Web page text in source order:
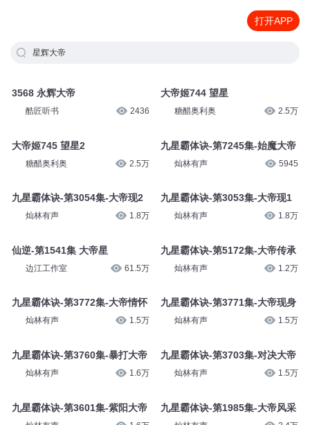
打开APP
星辉大帝
3568 永辉大帝
酷匠听书 2436
大帝姬745 望星2
糖醋奥利奥 2.5万
九星霸体诀-第3054集-大帝现2
灿林有声 1.8万
仙逆-第1541集 大帝星
边江工作室 61.5万
九星霸体诀-第3772集-大帝情怀
灿林有声 1.5万
九星霸体诀-第3760集-暴打大帝
灿林有声 1.6万
九星霸体诀-第3601集-紫阳大帝
大帝姬744 望星
糖醋奥利奥 2.5万
九星霸体诀-第7245集-始魔大帝
灿林有声 5945
九星霸体诀-第3053集-大帝现1
灿林有声 1.8万
九星霸体诀-第5172集-大帝传承
灿林有声 1.2万
九星霸体诀-第3771集-大帝现身
灿林有声 1.5万
九星霸体诀-第3703集-对决大帝
灿林有声 1.5万
九星霸体诀-第1985集-大帝风采